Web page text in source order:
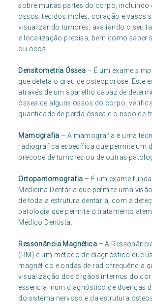
sobre muitas partes do corpo, incluindo
ossos, tecidos moles, coração e vasos
visualizando tumores, avaliando o seu
e localização precisa, bem como saber
ou ocos.
Densitometria Óssea – É um exame
que deteta o grau de osteoporose. Este
através de um aparelho capaz de
óssea de alguns ossos do corpo,
quantidade de perda óssea e o risco de
Mamografia – A mamografia é uma
radiográfica específica que permite um
precoce de tumores ou de outras
Ortopantomografia – É um exame
Medicina Dentária que permite uma
de toda a estrutura dentária, com a
patologia que permite o tratamento
Médico Dentista.
Ressonância Magnética – A
(RM) é um método de diagnóstico que
magnético e ondas de radiofrequência
visualização dos órgãos internos do
essencial num diagnóstico de doenças
do sistema nervoso e da estrutura